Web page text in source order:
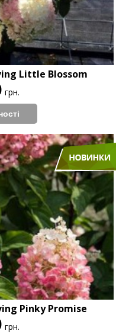
Little Blossom
грн.
Pinky Promise
грн.